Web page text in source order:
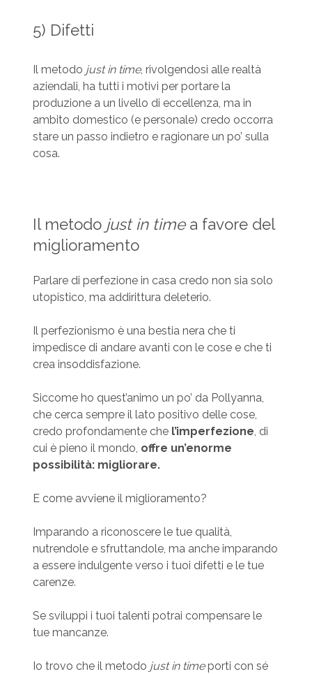
5) Difetti
Il metodo just in time, rivolgendosi alle realtà
aziendali, ha tutti i motivi per portare la
produzione a un livello di eccellenza, ma in
ambito domestico (e personale) credo occorra
stare un passo indietro e ragionare un po’ sulla
cosa.
Il metodo just in timea favore del
miglioramento
Parlare di perfezione in casa credo non sia solo
utopistico, ma addirittura deleterio.
Il perfezionismo è una bestia nera che ti
impedisce di andare avanti con le cose e che ti
crea insoddisfazione.
Siccome ho quest’animo un po’ da Pollyanna,
che cerca sempre il lato positivo delle cose,
credo profondamente che l’imperfezione, di
cui è pieno il mondo, offre un’enorme
possibilità: migliorare.
E come avviene il miglioramento?
Imparando a riconoscere le tue qualità,
nutrendole e sfruttandole, ma anche imparando
a essere indulgente verso i tuoi difetti e le tue
carenze.
Se sviluppi i tuoi talenti potrai compensare le
tue mancanze.
Io trovo che il metodo just in timeporti con sé